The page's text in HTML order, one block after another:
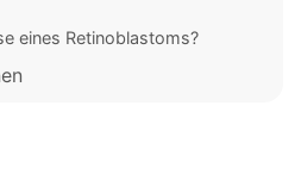
eines Retinoblastoms?